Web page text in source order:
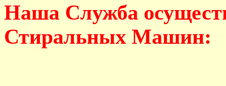
Наша Служба
Стиральных Машин: